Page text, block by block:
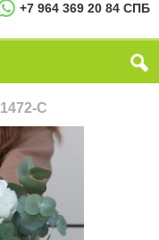
+7 964 369 20 84 СПБ
1472-C